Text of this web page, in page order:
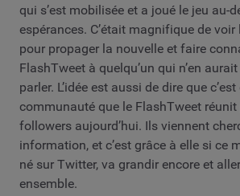
qui s’est mobilisée et a joué le jeu au-
espérances. C’était magnifique de voir
pour propager la nouvelle et faire
FlashTweet à quelqu’un qui n’en
parler. L’idée est aussi de dire que
communauté que le FlashTweet
followers aujourd’hui. Ils viennent
information, et c’est grâce à elle si ce
né sur Twitter, va grandir encore et
ensemble.